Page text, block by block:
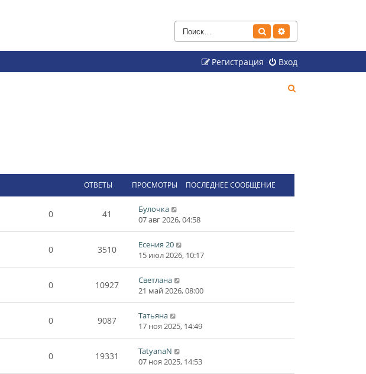
Поиск
Вход
Регистрация
ОТВЕТЫ ПРОСМОТРЫ ПОСЛЕДНЕЕ СООБЩЕНИЕ
0 41
Булочка
07 авг 2026, 04:58
0 3510
Есения 20
15 июл 2026, 10:17
0 10927
Светлана
21 май 2026, 08:00
0 9087
Татьяна
17 ноя 2025, 14:49
0 19331
TatyanaN
07 ноя 2025, 14:53